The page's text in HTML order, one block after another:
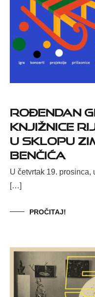
ROĐENDAN
KNJIŽNICE
U SKLOPU
BENČIĆA
U četvrtak 19. prosinca,
[…]
PROČITAJ!